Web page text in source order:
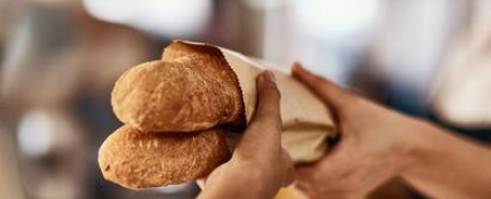
Espiritualidad
Mediakit
abre en nueva pestaña